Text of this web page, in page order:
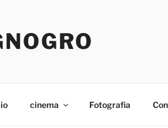
cinema Fotografia